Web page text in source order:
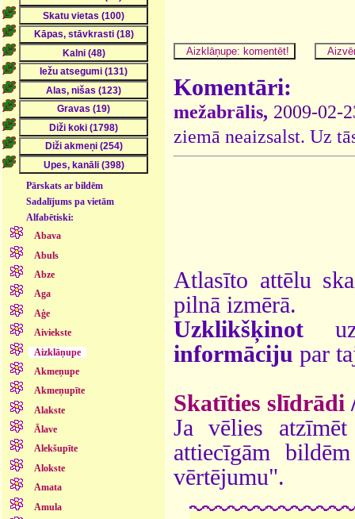
Pārskats ar bildēm
Sadalījums pa vietām
Alfabētiski:
Abava
Abuls
Abze
Aga
Aģe
Aiviekste
Aizklāņupe
Akmeņupe
Akmeņupīte
Alakste
Ālave
Alekšupīte
Alokste
Amata
Amula
Komentāri:
mežabrālis, 2009-02-
ziemā neaizsalst. Uz
Atlasīto attēlu
pilnā izmērā.
Uzklikšķinot
informāciju par
Skatīties slīdrādi
Ja vēlies
attiecīgām
vērtējumu".